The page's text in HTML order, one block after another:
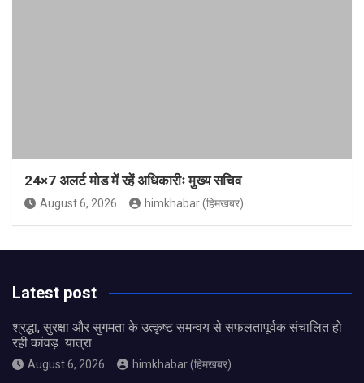
24×7 अलर्ट मोड में रहें अधिकारीः मुख्य सचिव
August 6, 2026 himkhabar (हिमखबर)
Latest post
श्रद्धा, सुरक्षा और सुगमता के उत्कृष्ट समन्वय से सफलतापूर्वक संचालित हो
रही कांवड़ यात्रा
August 6, 2026 himkhabar (हिमखबर)